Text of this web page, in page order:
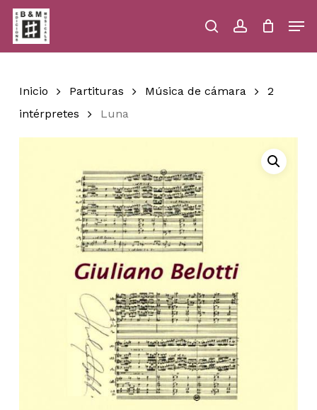
Skip
main
content
searchaccount
Close
Inicio Partituras Música de cámara
2
intérpretes
Luna
Menu